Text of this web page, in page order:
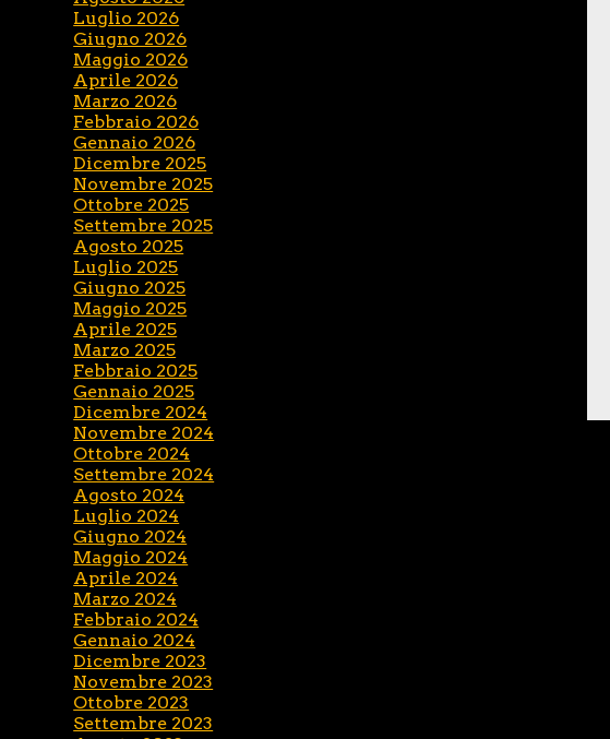
Luglio 2026
Giugno 2026
Maggio 2026
Aprile 2026
Marzo 2026
Febbraio 2026
Gennaio 2026
Dicembre 2025
Novembre 2025
Ottobre 2025
Settembre 2025
Agosto 2025
Luglio 2025
Giugno 2025
Maggio 2025
Aprile 2025
Marzo 2025
Febbraio 2025
Gennaio 2025
Dicembre 2024
Novembre 2024
Ottobre 2024
Settembre 2024
Agosto 2024
Luglio 2024
Giugno 2024
Maggio 2024
Aprile 2024
Marzo 2024
Febbraio 2024
Gennaio 2024
Dicembre 2023
Novembre 2023
Ottobre 2023
Settembre 2023